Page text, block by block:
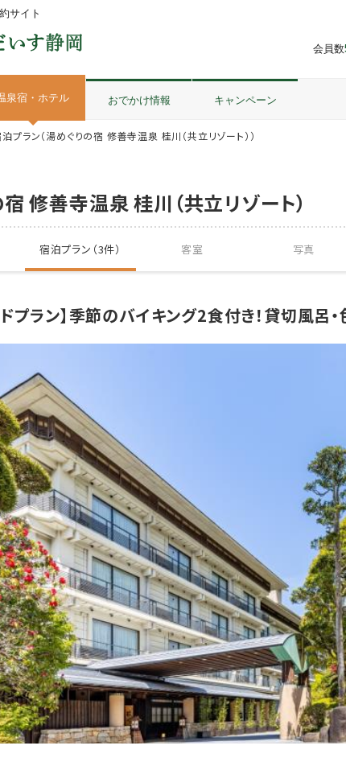
サイト
会員数
泉宿・ホテル おでかけ情報 キャンペーン
プラン（湯めぐりの宿 修善寺温泉 桂川（共立リゾート））
修善寺温泉 桂川（共立リゾート）
宿泊プラン（3件） 客室 写真
プラン】季節のバイキング2食付き！貸切風呂・